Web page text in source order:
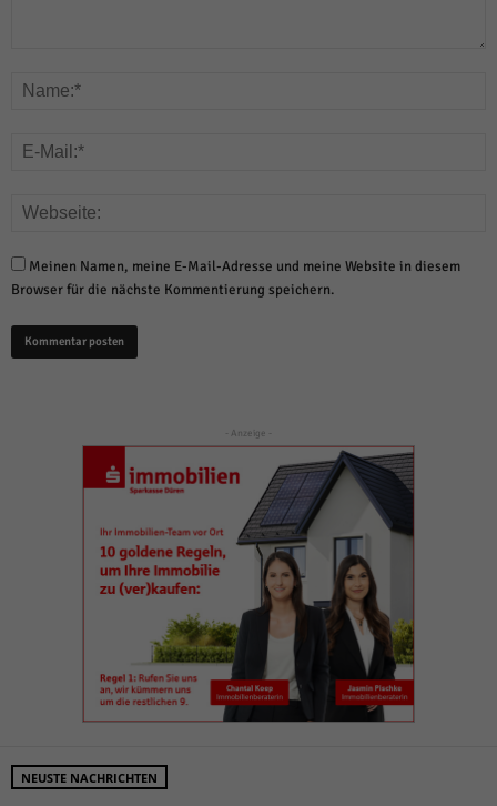
Meinen Namen, meine E-Mail-Adresse und meine Website in diesem
Browser für die nächste Kommentierung speichern.
- Anzeige -
NEUSTE NACHRICHTEN